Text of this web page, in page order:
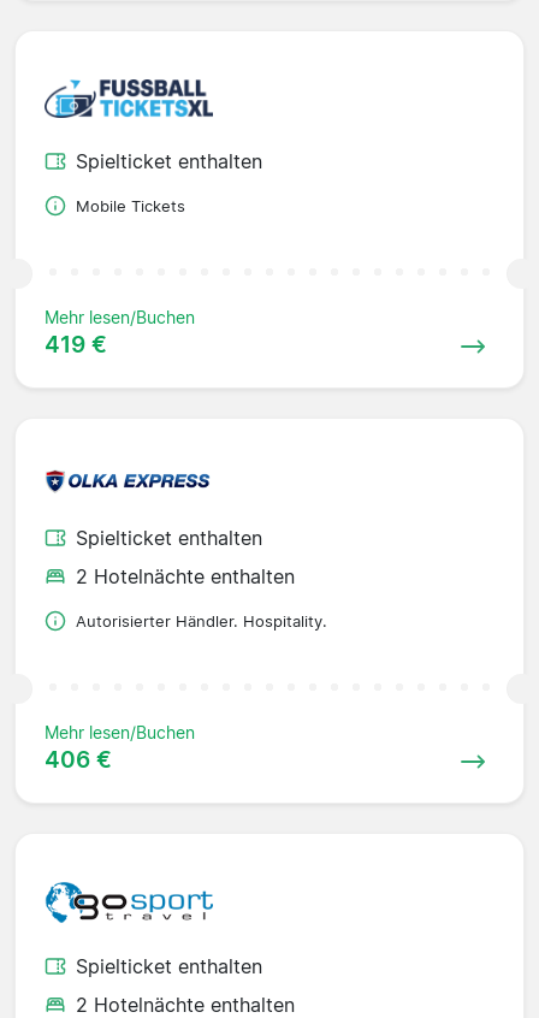
Spielticket enthalten
Mobile Tickets
Mehr lesen/Buchen
419 €
Spielticket enthalten
2 Hotelnächte enthalten
Autorisierter Händler. Hospitality.
Mehr lesen/Buchen
406 €
Spielticket enthalten
2 Hotelnächte enthalten